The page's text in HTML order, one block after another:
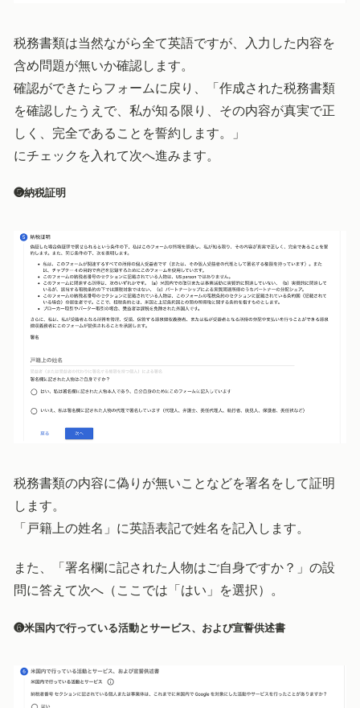
税務書類は当然ながら全て英語ですが、入力した内容を
含め問題が無いか確認します。
確認ができたらフォームに戻り、「作成された税務書類
を確認したうえで、私が知る限り、その内容が真実で正
しく、完全であることを誓約します。」
にチェックを入れて次へ進みます。
❺納税証明
税務書類の内容に偽りが無いことなどを署名をして証明
します。
「戸籍上の姓名」に英語表記で姓名を記入します。
また、「署名欄に記された人物はご自身ですか？」の設
問に答えて次へ（ここでは「はい」を選択）。
❻米国内で行っている活動とサービス、および宣誓供述書